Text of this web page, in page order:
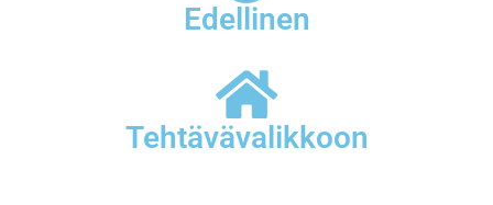
Edellinen
Tehtävävalikkoon